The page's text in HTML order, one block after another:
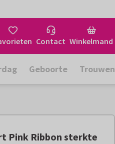
Contact Winkelmand
Geboorte Trouwen
Pink Ribbon sterkte